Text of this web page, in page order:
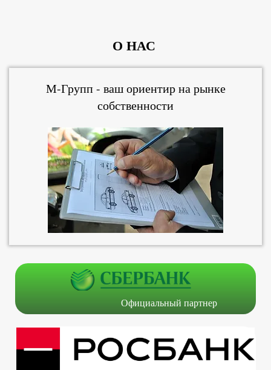
О НАС
М-Групп - ваш ориентир на рынке
собственности
Официальный партнер